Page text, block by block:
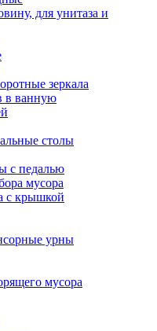
для унитаза и
зеркала
в ванную
столы
с педалью
мусора
с крышкой
урны
мусора